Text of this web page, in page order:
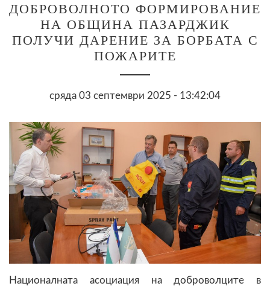
ДОБРОВОЛНОТО ФОРМИРОВАНИЕ
НА ОБЩИНА ПАЗАРДЖИК
ПОЛУЧИ ДАРЕНИЕ ЗА БОРБАТА С
ПОЖАРИТЕ
сряда 03 септември 2025 - 13:42:04
Националната асоциация на доброволците в